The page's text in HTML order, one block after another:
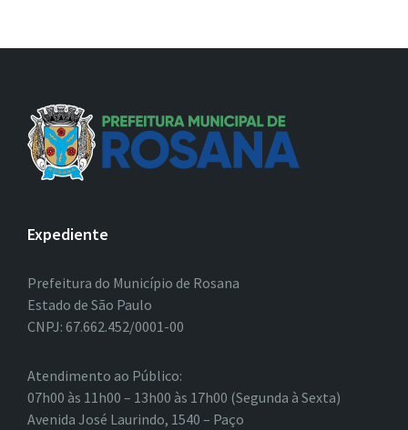
Expediente
Prefeitura do Município de Rosana
Estado de São Paulo
CNPJ: 67.662.452/0001-00
Atendimento ao Público:
07h00 às 11h00 – 13h00 às 17h00 (Segunda à Sexta)
Avenida José Laurindo, 1540 – Paço